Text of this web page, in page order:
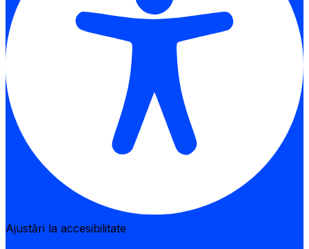
Ajustări la accesibilitate